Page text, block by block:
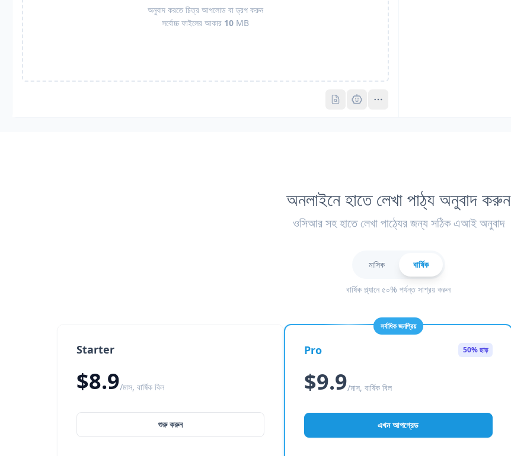
অনুবাদ করতে চিত্র আপলোড বা ড্রপ করুন
সর্বোচ্চ ফাইলের আকার 10MB
Pro
অনলাইনে হাতে লেখা পাঠ্য অনুবাদ করুন
ওসিআর সহ হাতে লেখা পাঠ্যের জন্য সঠিক এআই অনুবাদ
মাসিক বার্ষিক
বার্ষিক প্ল্যানে ৫০% পর্যন্ত সাশ্রয় করুন
Starter
$8.9/মাস, বার্ষিক বিল
শুরু করুন
সর্বাধিক জনপ্রিয়
Pro 50% ছাড়
$9.9/মাস, বার্ষিক বিল
এখন আপগ্রেড